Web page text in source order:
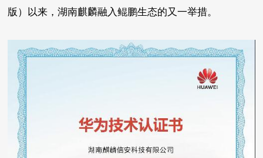
版）以来，湖南麒麟融入鲲鹏生态的又一举措。